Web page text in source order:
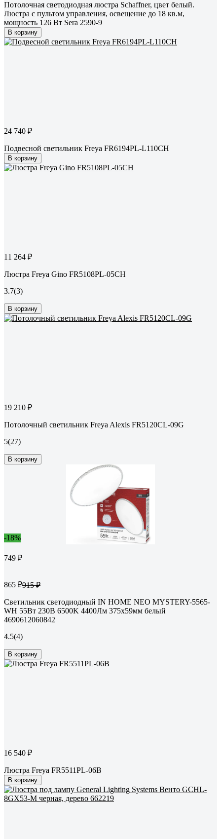
Потолочная светодиодная люстра Schaffner, цвет белый.
Люстра с пультом управления, освещение до 18 кв.м,
мощность 126 Вт Sera 2590-9
В корзину
24 740 ₽
Подвесной светильник Freya FR6194PL-L110CH
В корзину
11 264 ₽
Люстра Freya Gino FR5108PL-05CH
3.7(3)
В корзину
19 210 ₽
Потолочный светильник Freya Alexis FR5120CL-09G
5(27)
В корзину
-18%
749 ₽
865 ₽915 ₽
Светильник светодиодный IN HOME NEO MYSTERY-5565-
WH 55Вт 230В 6500K 4400Лм 375x59мм белый
4690612060842
4.5(4)
В корзину
16 540 ₽
Люстра Freya FR5511PL-06B
В корзину